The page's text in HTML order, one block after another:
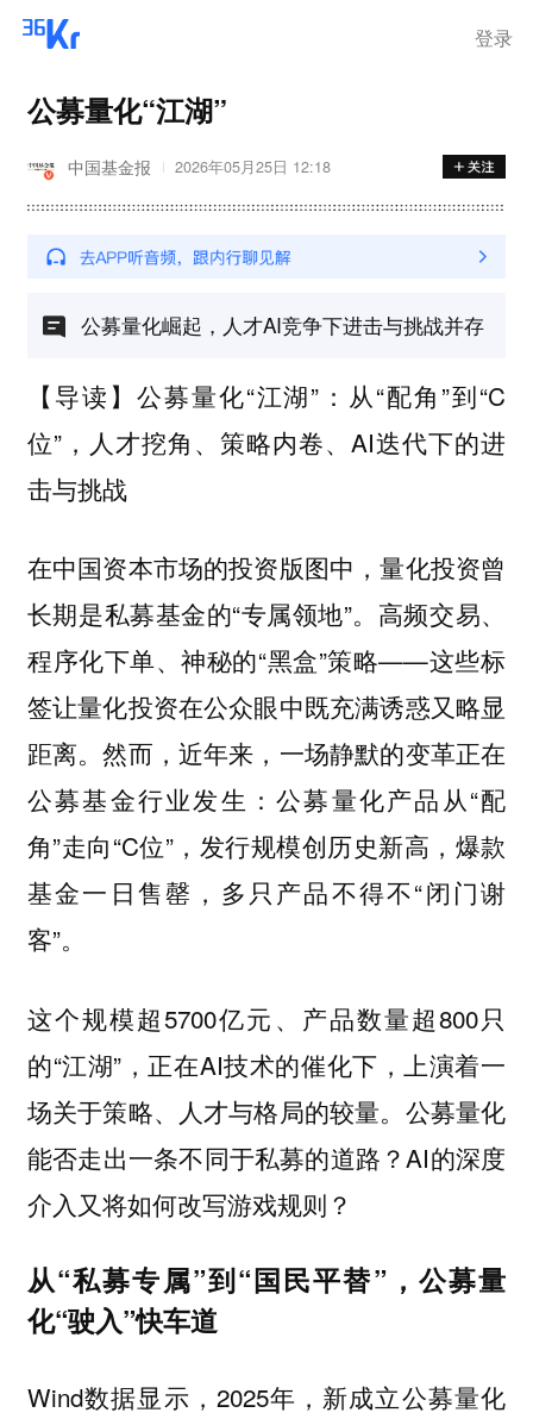
登录
公募量化“江湖”
中国基金报 2026年05月25日 12:18
公募量化崛起，人才AI竞争下进击与挑战并存
【导读】公募量化“江湖”：从“配角”到“C
位”，人才挖角、策略内卷、AI迭代下的进
击与挑战
在中国资本市场的投资版图中，量化投资曾
长期是私募基金的“专属领地”。高频交易、
程序化下单、神秘的“黑盒”策略——这些标
签让量化投资在公众眼中既充满诱惑又略显
距离。然而，近年来，一场静默的变革正在
公募基金行业发生：公募量化产品从“配
角”走向“C位”，发行规模创历史新高，爆款
基金一日售罄，多只产品不得不“闭门谢
客”。
这个规模超5700亿元、产品数量超800只
的“江湖”，正在AI技术的催化下，上演着一
场关于策略、人才与格局的较量。公募量化
能否走出一条不同于私募的道路？AI的深度
介入又将如何改写游戏规则？
从“私募专属”到“国民平替”，公募量
化“驶入”快车道
Wind数据显示，2025年，新成立公募量化